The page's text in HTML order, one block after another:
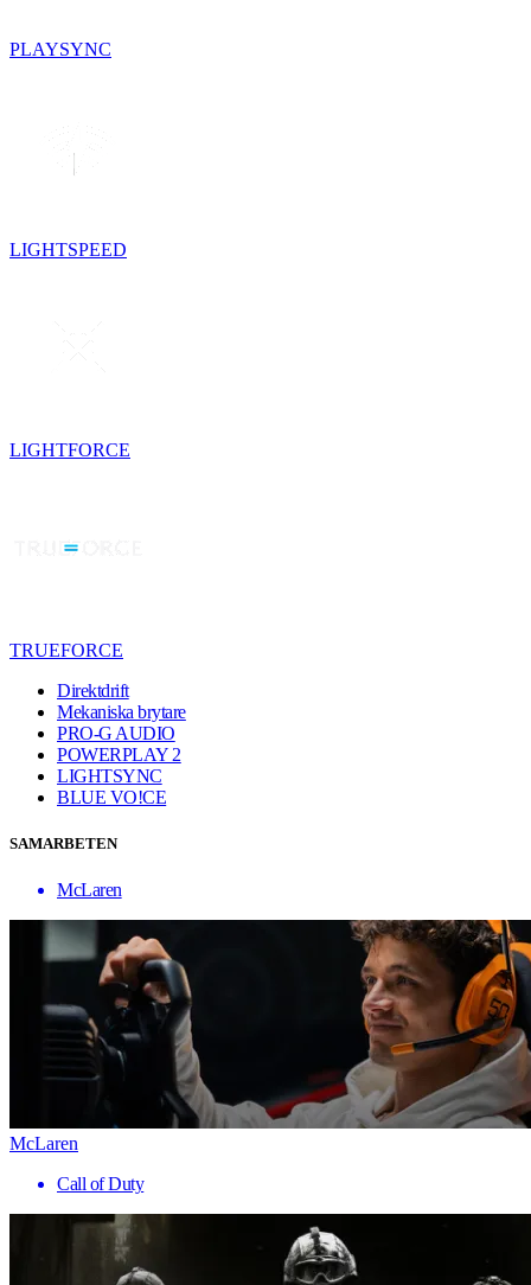
PLAYSYNC
LIGHTSPEED
LIGHTFORCE
TRUEFORCE
Direktdrift
Mekaniska brytare
PRO-G AUDIO
POWERPLAY 2
LIGHTSYNC
BLUE VO!CE
SAMARBETEN
McLaren
McLaren
Call of Duty